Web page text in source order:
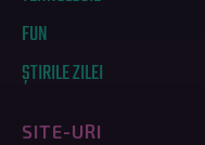
FUN
ȘTIRILE ZILEI
SITE-URI